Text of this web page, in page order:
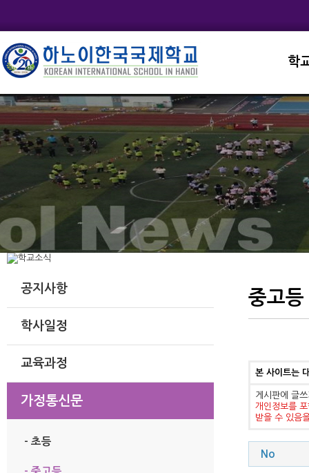
학
학
학
학
공지사항
학사일정
교육과정
가정통신문
- 초등
중고등
본 사이트는
게시판에 글
개인정보를
받을 수 있음
No